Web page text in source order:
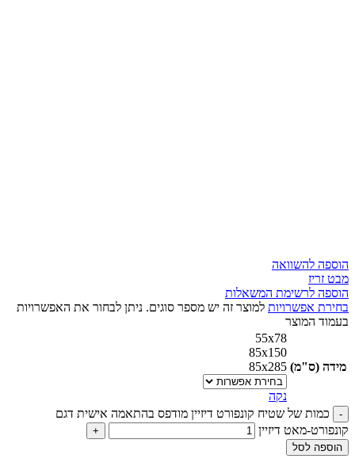
הוספה להשוואה
מבט זריז
הוספה לרשימת המשאלות
בחירת אפשרויות למוצר זה יש מספר סוגים. ניתן לבחור את האפשרויות
בעמוד המוצר
מידה (ס"מ)
55x78
85x150
85x285
נקה
כמות של שטיח קונפורט דיזיין מודפס בהתאמה אישית דגם
קונפורט-מאט דיזיין
הוספה לסל